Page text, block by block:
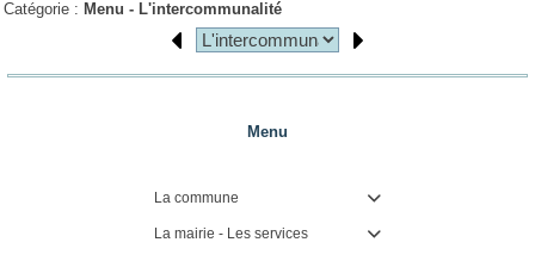
Catégorie : Menu - L'intercommunalité
Menu
La commune 
La mairie - Les services 